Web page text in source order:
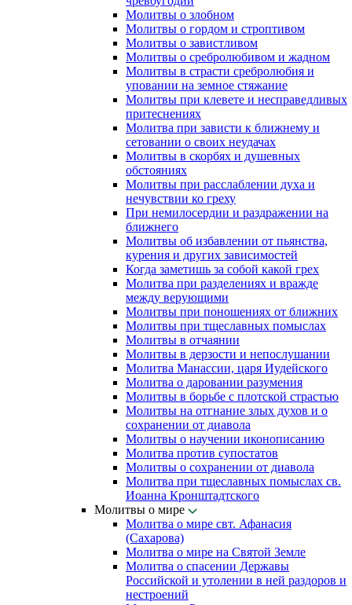
Молитвы о злобном
Молитвы о гордом и строптивом
Молитвы о завистливом
Молитвы о сребролюбивом и жадном
Молитвы в страсти сребролюбия и
уповании на земное стяжание
Молитвы при клевете и несправедливых
притеснениях
Молитва при зависти к ближнему и
сетовании о своих неудачах
Молитвы в скорбях и душевных
обстояниях
Молитвы при расслаблении духа и
нечувствии ко греху
При немилосердии и раздражении на
ближнего
Молитвы об избавлении от пьянства,
курения и других зависимостей
Когда заметишь за собой какой грех
Молитва при разделениях и вражде
между верующими
Молитвы при поношениях от ближних
Молитвы при тщеславных помыслах
Молитвы в отчаянии
Молитвы в дерзости и непослушании
Молитва Манассии, царя Иудейского
Молитва о даровании разумения
Молитвы в борьбе с плотской страстью
Молитвы на отгнание злых духов и о
сохранении от диавола
Молитвы о научении иконописанию
Молитва против супостатов
Молитвы о сохранении от диавола
Молитва при тщеславных помыслах св.
Иоанна Кронштадтского
Молитвы о мире
Молитва о мире свт. Афанасия
(Сахарова)
Молитва о мире на Святой Земле
Молитва о спасении Державы
Российской и утолении в ней раздоров и
нестроений